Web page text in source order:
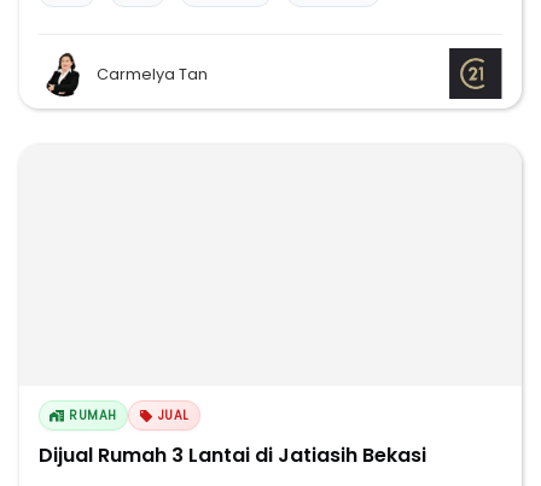
Carmelya Tan
RUMAH JUAL
Dijual Rumah 3 Lantai di Jatiasih Bekasi